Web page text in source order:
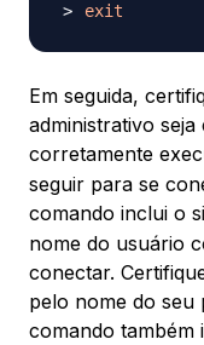
exit
Em seguida,
administrativo
corretamente
seguir para se
comando inclui o
nome do usuário
conectar.
pelo nome do seu
comando também